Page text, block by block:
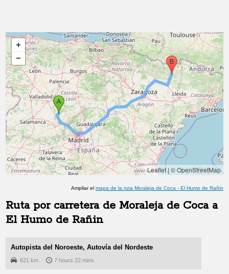
Leaflet| © OpenStreetMap
Ampliar el mapa de la ruta Moraleja de Coca - El Humo de Rañin
Ruta por carretera de Moraleja de Cocaa
El Humo de Rañin
Autopista del Noroeste, Autovía del Nordeste
621 km 7 hours 22 mins